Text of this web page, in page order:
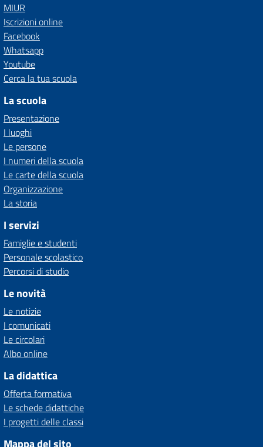
MIUR
Iscrizioni online
Facebook
Whatsapp
Youtube
Cerca la tua scuola
La scuola
Presentazione
I luoghi
Le persone
I numeri della scuola
Le carte della scuola
Organizzazione
La storia
I servizi
Famiglie e studenti
Personale scolastico
Percorsi di studio
Le novità
Le notizie
I comunicati
Le circolari
Albo online
La didattica
Offerta formativa
Le schede didattiche
I progetti delle classi
Mappa del sito